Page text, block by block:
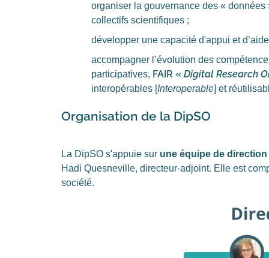
organiser la gouvernance des « données
collectifs scientifiques ;
développer une capacité d'appui et
accompagner l’évolution des
participatives, FAIR « Digital Research
interopérables [Interoperable] et
Organisation de la DipSO
La DipSO s'appuie sur une équipe de
Hadi Quesneville, directeur-adjoint. Elle est
société.